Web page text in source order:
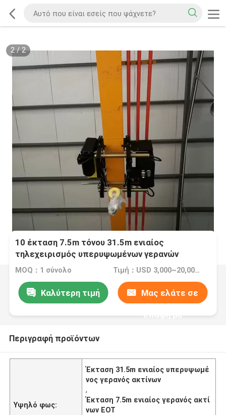
2/2
10 έκταση 7.5m τόνου 31.5m ενιαίος
τηλεχειρισμός υπερυψωμένων γερανών
ακτίνων
MOQ：1 σύνολο Τιμή：USD 3,000~20,000 /SET
Καλύτερη τιμή Μας ελάτε σε
επαφή με
Περιγραφή προϊόντων
Υψηλό φως:
Έκταση 31.5m ενιαίος υπερυψωμέ
νος γερανός ακτίνων
,
Έκταση 7.5m ενιαίος γερανός ακτί
νων EOT